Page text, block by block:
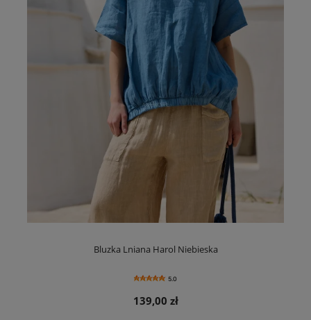
Bluzka Lniana Harol Niebieska
5.0
139,00 zł